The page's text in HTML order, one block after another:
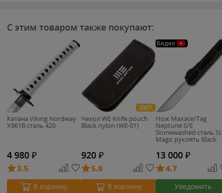
С этим товаром также покупают:
Катана Viking Nordway
X961B сталь 420
4 980 ₽
3.5
В корзину
ХИТ!
Чехол WE Knife pouch
Black nylon (WE-01)
920 ₽
5.0
В корзину
Видео
Нож Maxace/Tag
Neptune S/E
Stonewashed сталь
Magic рукоять Black
Aluminum
13 000 ₽
4.7
Уведомить